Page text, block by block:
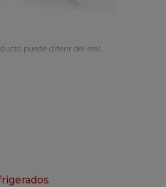
puede diferir del real.